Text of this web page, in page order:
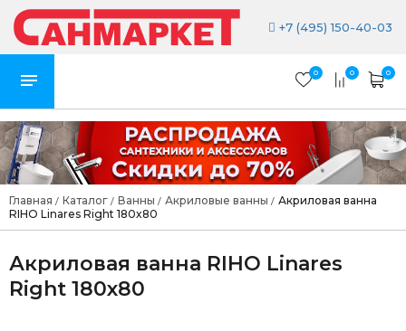
+7 (495) 150-40-03
0 0 0
Главная / Каталог / Ванны / Акриловые ванны / Акриловая ванна
RIHO Linares Right 180x80
Акриловая ванна RIHO Linares
Right 180x80